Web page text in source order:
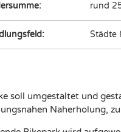
rund
Städte
soll umgestaltet und
Naherholung,